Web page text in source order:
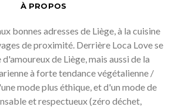
À PROPOS
bonnes adresses de Liège, à la cuisine
de proximité. Derrière Loca Love se
de Liège, mais aussi de la
à forte tendance végétalienne /
mode plus éthique, et d'un mode de
et respectueux (zéro déchet,